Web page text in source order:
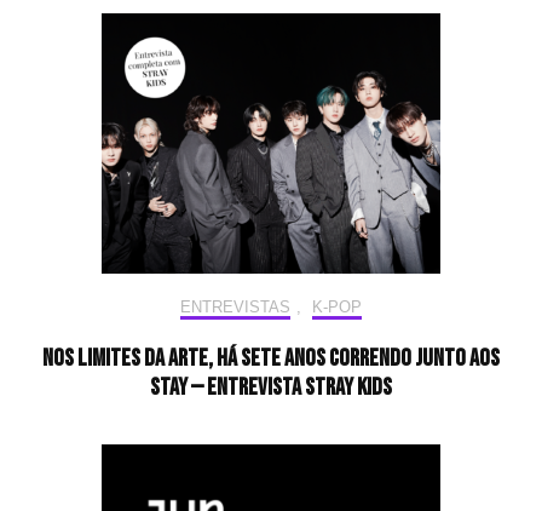
ENTREVISTAS , K-POP
Nos limites da arte, há sete anos correndo junto aos
STAY — Entrevista Stray Kids